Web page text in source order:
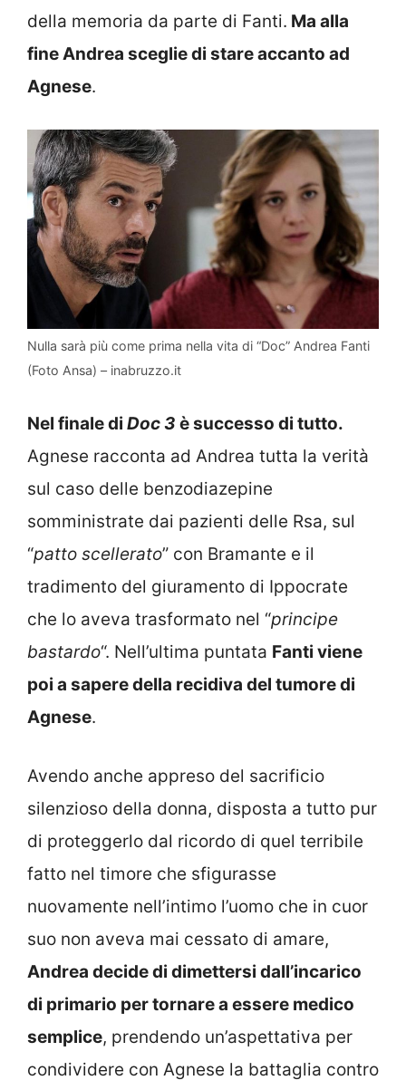
della memoria da parte di Fanti. Ma alla
fine Andrea sceglie di stare accanto ad
Agnese.
Nulla sarà più come prima nella vita di “Doc” Andrea Fanti
(Foto Ansa) – inabruzzo.it
Nel finale di Doc 3 è successo di tutto.
Agnese racconta ad Andrea tutta la verità
sul caso delle benzodiazepine
somministrate dai pazienti delle Rsa, sul
“patto scellerato” con Bramante e il
tradimento del giuramento di Ippocrate
che lo aveva trasformato nel “principe
bastardo“. Nell’ultima puntata Fanti viene
poi a sapere della recidiva del tumore di
Agnese.
Avendo anche appreso del sacrificio
silenzioso della donna, disposta a tutto pur
di proteggerlo dal ricordo di quel terribile
fatto nel timore che sfigurasse
nuovamente nell’intimo l’uomo che in cuor
suo non aveva mai cessato di amare,
Andrea decide di dimettersi dall’incarico
di primario per tornare a essere medico
semplice, prendendo un’aspettativa per
condividere con Agnese la battaglia contro